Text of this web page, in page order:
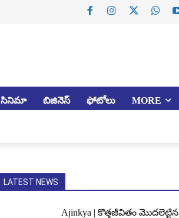
సినిమా బిజినెస్ ఫోటోలు MORE
LATEST NEWS
Ajinkya | కొత్తజీవితం మొదలెట్టిన